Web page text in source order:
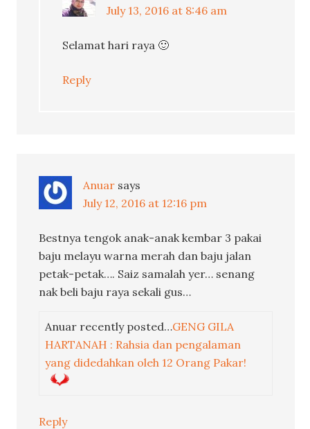
July 13, 2016 at 8:46 am
Selamat hari raya 🙂
Reply
Anuar says
July 12, 2016 at 12:16 pm
Bestnya tengok anak-anak kembar 3 pakai
baju melayu warna merah dan baju jalan
petak-petak…. Saiz samalah yer… senang
nak beli baju raya sekali gus…
Anuar recently posted…GENG GILA
HARTANAH : Rahsia dan pengalaman
yang didedahkan oleh 12 Orang Pakar!
Reply